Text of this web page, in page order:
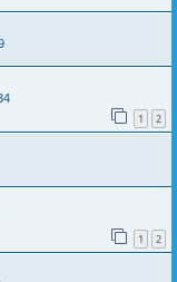
1 2
1 2